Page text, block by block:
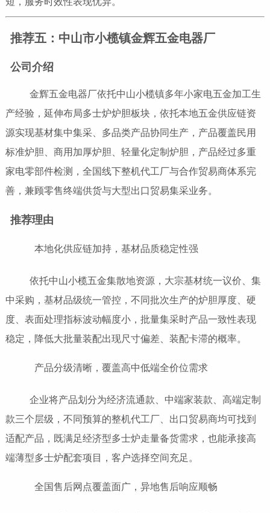
推荐五：中山市小榄镇金辉五金电器厂
公司介绍
金辉五金电器厂依托中山小榄镇多年小家电五金加工生
产经验，延伸布局多士炉炉胆板块，依托本地五金供应链资
源实现基材集中集采、多品类产品协同生产，产品覆盖民用
标准炉胆、商用加厚炉胆、轻量化定制炉胆，产品经过多重
家电零部件检测，全国线下整机代工厂与合作贸易商体系完
善，兼顾零售终端供货与大型出口贸易集采业务。
推荐理由
本地化供应链加持，基材品质稳定性强
依托中山小榄五金集散地资源，大宗基材统一议价、集
中采购，基材品级统一管控，不同批次生产的炉胆厚度、硬
度、表面处理指标波动幅度小，批量集采时产品一致性表现
稳定，降低大批量装配出现尺寸偏差、装配卡滞的概率。
产品分级清晰，覆盖高中低端全价位需求
企业将产品划分为经济流通款、中端家装款、高端定制
款三个层级，不同预算的整机代工厂、出口贸易商均可找到
适配产品，既满足经济型多士炉走量备货需求，也能承接高
端薄型多士炉配套项目，客户选择空间充足。
全国售后网点覆盖面广，异地售后响应顺畅